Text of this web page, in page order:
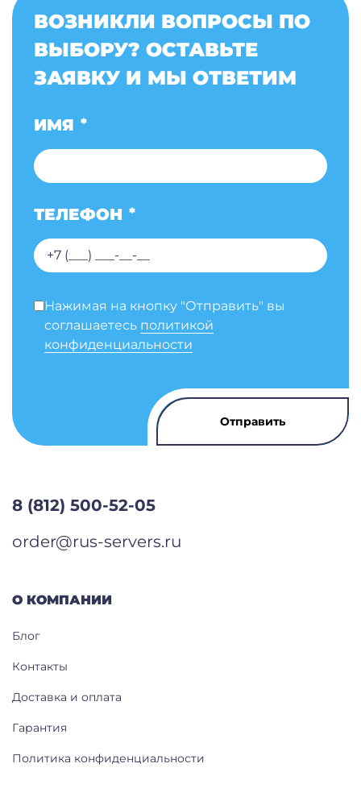
ВОЗНИКЛИ ВОПРОСЫ ПО
ВЫБОРУ? ОСТАВЬТЕ
ЗАЯВКУ И МЫ ОТВЕТИМ
ИМЯ *
ТЕЛЕФОН *
Нажимая на кнопку "Отправить" вы
соглашаетесь политикой
конфиденциальности
О КОМПАНИИ
Блог
Контакты
Доставка и оплата
Гарантия
Политика конфиденциальности
8 (812) 500-52-05
order@rus-servers.ru